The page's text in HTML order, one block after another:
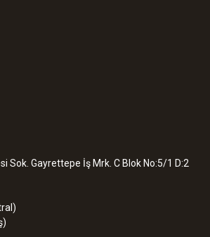
ölçümü için hortum
Sok. Gayrettepe İş Mrk. C Blok No:5/1 D:2